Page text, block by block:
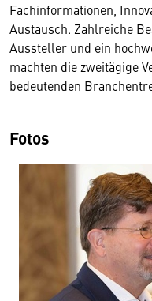
Fachinformationen,
Austausch. Zahlreiche
Aussteller und ein
machten die zweitägige
bedeutenden
Fotos